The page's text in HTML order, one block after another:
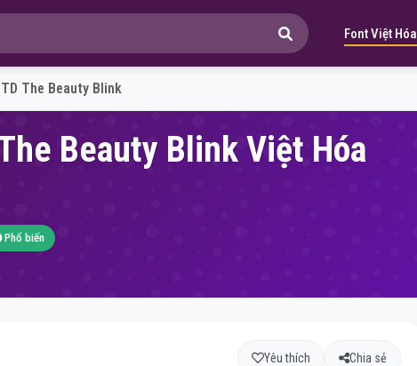
Font Việt Hóa
The Beauty Blink
Beauty Blink Việt Hóa
Phổ biến
Yêu thích Chia sẻ